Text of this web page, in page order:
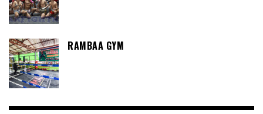
RAMBAA GYM